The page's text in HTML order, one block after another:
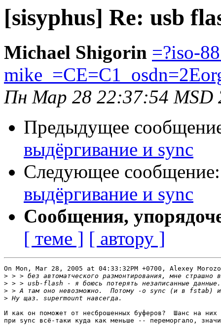
[sisyphus] Re: usb
Michael Shigorin =?iso-
Пн Мар 28 22:37:54 MSD
Предыдущее
выдёргивание и sync
Следующее
выдёргивание и sync
Сообщения,
[ теме ] [ автору ]
On Mon, Mar 28, 2005 at 04:33:32PM +0700, Alexey
>
>
>
>
И как он поможет от несброшенных буферов?  Шанс на них
при sync всё-таки куда как меньше -- переморгало,